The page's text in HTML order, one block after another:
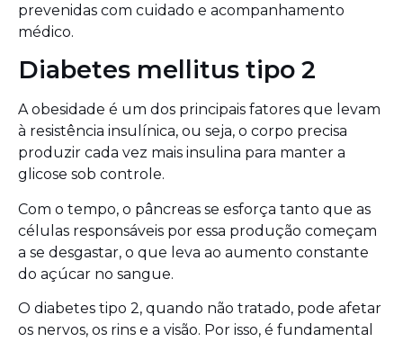
prevenidas com cuidado e acompanhamento
médico.
Diabetes mellitus tipo 2
A obesidade é um dos principais fatores que levam
à resistência insulínica, ou seja, o corpo precisa
produzir cada vez mais insulina para manter a
glicose sob controle.
Com o tempo, o pâncreas se esforça tanto que as
células responsáveis por essa produção começam
a se desgastar, o que leva ao aumento constante
do açúcar no sangue.
O diabetes tipo 2, quando não tratado, pode afetar
os nervos, os rins e a visão. Por isso, é fundamental